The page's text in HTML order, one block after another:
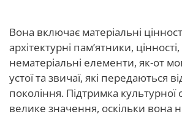
Вона включає матеріальні
архітектурні пам’ятники,
нематеріальні елементи, як-от
устої та звичаї, які передаються
покоління. Підтримка
велике значення, оскільки вона